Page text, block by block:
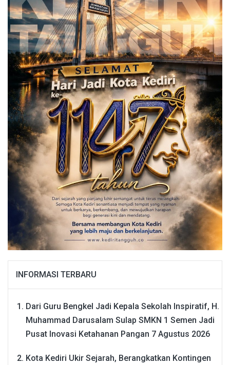
INFORMASI TERBARU
Dari Guru Bengkel Jadi Kepala Sekolah Inspiratif, H.
Muhammad Darusalam Sulap SMKN 1 Semen Jadi
Pusat Inovasi Ketahanan Pangan 7 Agustus 2026
Kota Kediri Ukir Sejarah, Berangkatkan Kontingen